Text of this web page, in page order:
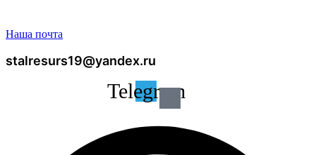
Наша почта
stalresurs19@yandex.ru
Telegram